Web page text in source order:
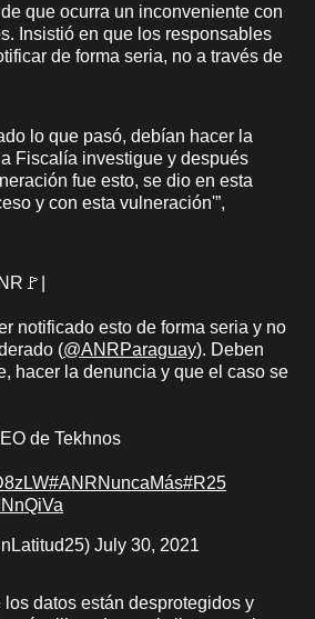
que ocurra un inconveniente con
Insistió en que los responsables
de forma seria, no a través de
lo que pasó, debían hacer la
Fiscalía investigue y después
fue esto, se dio en esta
y con esta vulneración'”,
notificado esto de forma seria y no
(@ANRParaguay). Deben
hacer la denuncia y que el caso se
de Tekhnos
#ANRNuncaMás#R25
July 30, 2021
datos están desprotegidos y